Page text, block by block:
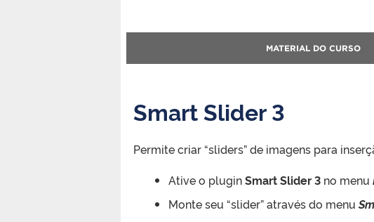
MATERIAL DO CURSO
Smart Slider 3
Permite criar “sliders” de imagens para
Ative o pluginSmart Slider 3 no menu
Monte seu “slider” através do menu